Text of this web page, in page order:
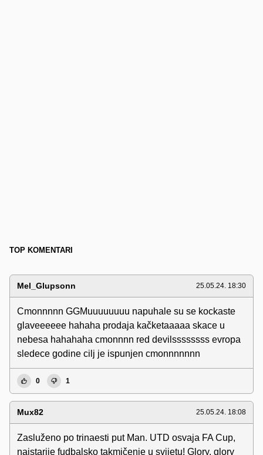
TOP KOMENTARI
Mel_Glupsonn 25.05.24. 18:30
Cmonnnnn GGMuuuuuuuu napuhale su se kockaste
glaveeeeee hahaha prodaja kačketaaaaa skace u
nebesa hahahaha cmonnnn red devilssssssss evropa
sledece godine cilj je ispunjen cmonnnnnnn
0 1
Mux82 25.05.24. 18:08
Zasluženo po trinaesti put Man. UTD osvaja FA Cup,
najstarije fudbalsko takmičenje u svijetu! Glory, glory